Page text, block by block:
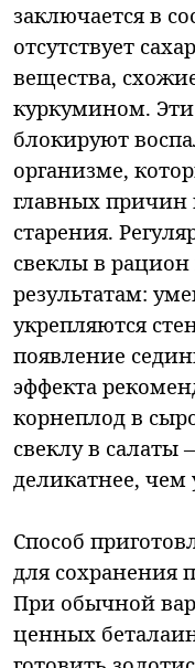
заключается в
отсутствует
вещества,
куркумином.
блокируют
организме,
главных причин
старения.
свеклы в
результатам:
укрепляются
появление
эффекта
корнеплод в
свеклу в салаты
деликатнее,
Способ
для сохранения
При обычной
ценных